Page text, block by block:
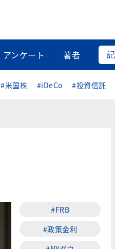
アンケート 著者
#米国株 #iDeCo #投資信託
#FRB
#政策金利